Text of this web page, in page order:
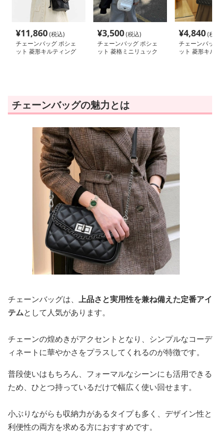
¥11,860(税込)
チェーンバッグ ポシェ
ット 菱形キルティング
¥3,500(税込)
チェーンバッグ ポシェ
ット 菱格ミニリュック
¥4,840(税
チェーンバッ
ット 菱形キル
チェーンバッグの魅力とは
チェーンバッグは、 上品さと実用性を兼ね備えた定番アイ
テムとして人気があります。
チェーンの煌めきがアクセントとなり、シンプルなコーデ
ィネートに華やかさをプラスしてくれるのが特徴です。
普段使いはもちろん、フォーマルなシーンにも活用できる
ため、ひとつ持っているだけで幅広く使い回せます。
小ぶりながらも収納力があるタイプも多く、デザイン性と
利便性の両方を求める方におすすめです。